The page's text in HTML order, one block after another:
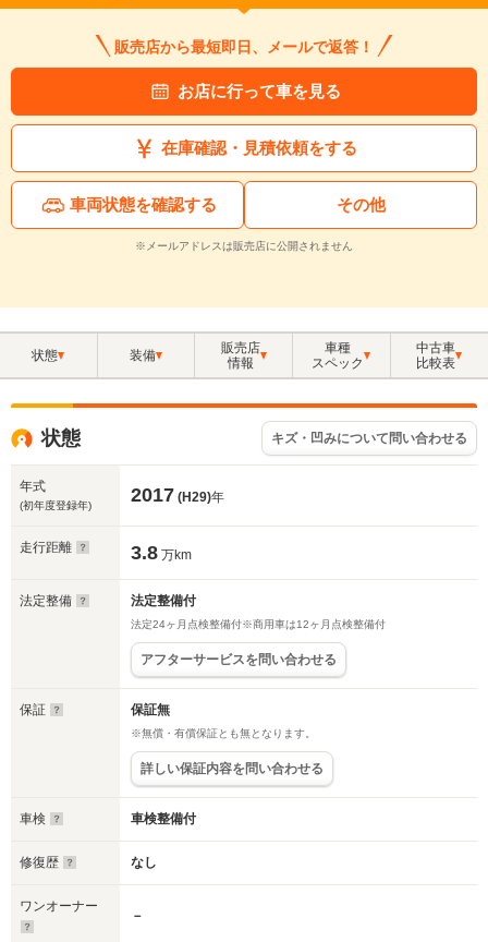
販売店から最短即日、メールで返答！
お店に行って車を見る
在庫確認・見積依頼をする
車両状態を確認する その他
※メールアドレスは販売店に公開されません
状態 装備
販売店
情報
車種
スペック
中古車
比較表
状態 キズ・凹みについて問い合わせる
年式
(初年度登録年) 2017 (H29)年
走行距離 3.8 万km
法定整備 法定整備付
法定24ヶ月点検整備付※商用車は12ヶ月点検整備付
アフターサービスを問い合わせる
保証 保証無
※無償・有償保証とも無となります。
詳しい保証内容を問い合わせる
車検 車検整備付
修復歴 なし
ワンオーナー
－